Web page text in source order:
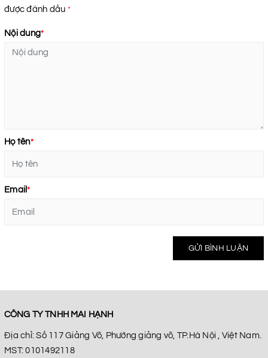
được đánh dấu *
Nội dung*
Họ tên*
Email*
GỬI BÌNH LUẬN
CÔNG TY TNHH MAI HẠNH
Địa chỉ: Số 117 Giảng Võ, Phường giảng võ, TP.Hà Nội , Việt Nam.
MST: 0101492118